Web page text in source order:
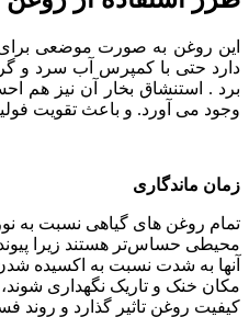
این روغن به صورت موضعی
دارد حتی با کمپرس آب سرد و
برد . استنشاق بخار آن نیز هم
وجود می آورد. و باعث تقویت
زمان ماندگاری
تمام روغن های گیاهی نسبت به
محیطی حساس‌تر هستند زیرا
آنها به شدت نسبت به اکسیده
مکان خنک و تاریک نگهداری شوند،
کیفیت روغن تاثیر گذارد و روند